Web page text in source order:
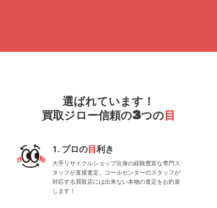
選ばれています！
買取ジロー信頼の3つの目
1. プロの目利き
大手リサイクルショップ出身の経験豊富な専門ス
タッフが直接査定。コールセンターのスタッフが
対応する買取店には出来ない本物の査定をお約束
します！